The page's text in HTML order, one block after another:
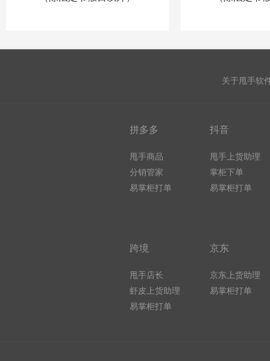
关于甩手软
拼多多
甩手商品
分销管家
易掌柜打单
抖音
甩手上货助理
掌柜下单
易掌柜打单
跨境
甩手店长
虾皮上货助理
易掌柜打单
京东
京东上货助理
易掌柜打单